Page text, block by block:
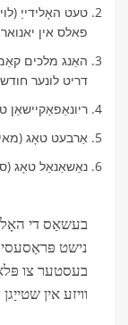
טעט האָלידייַ
פאלס אין
דריט לונער
ריונאַפאַקיישאַן טאָג (30
אַרבעט טאָג (מאי 01)
נאַשאַנאַל טאָג
בעשאַס די
נישט
בעסטער צו פּלאַן
וויזע אין שטייַגן